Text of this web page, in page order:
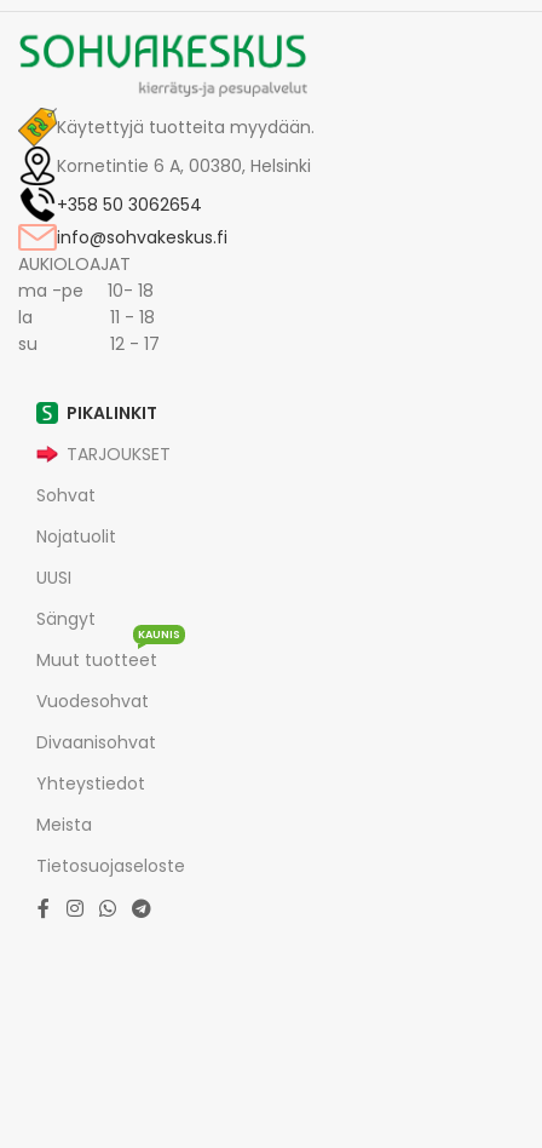
Käytettyjä tuotteita myydään.
Kornetintie 6 A, 00380, Helsinki
+358 50 3062654
info@sohvakeskus.fi
AUKIOLOAJAT
ma -pe 10- 18
la 11 - 18
su 12 - 17
PIKALINKIT
TARJOUKSET
Sohvat
Nojatuolit
UUSI
Sängyt
Muut tuotteet
KAUNIS
Vuodesohvat
Divaanisohvat
Yhteystiedot
Meista
Tietosuojaseloste